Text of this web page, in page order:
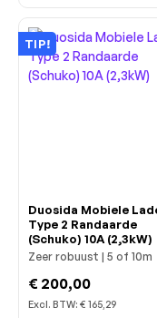
TIP!
Duosida Mobiele
Type 2 Randaarde
(Schuko) 10A (2,3kW)
Zeer robuust | 5 of 10m
€ 200,00
Excl. BTW: € 165,29